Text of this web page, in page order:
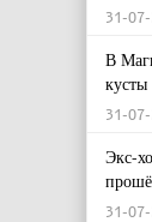
31-
В
кусты
31-
Экс-
31-